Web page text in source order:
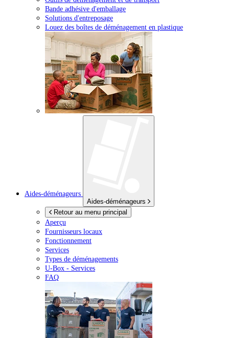
Bande adhésive d'emballage
Solutions d'entreposage
Louez des boîtes de déménagement en plastique
Aides-déménageurs
Aides-déménageurs
Retour au menu principal
Aperçu
Fournisseurs locaux
Fonctionnement
Services
Types de déménagements
U-Box - Services
FAQ